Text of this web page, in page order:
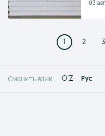
03
1 2 3
Сменить язык: O'Z Рус